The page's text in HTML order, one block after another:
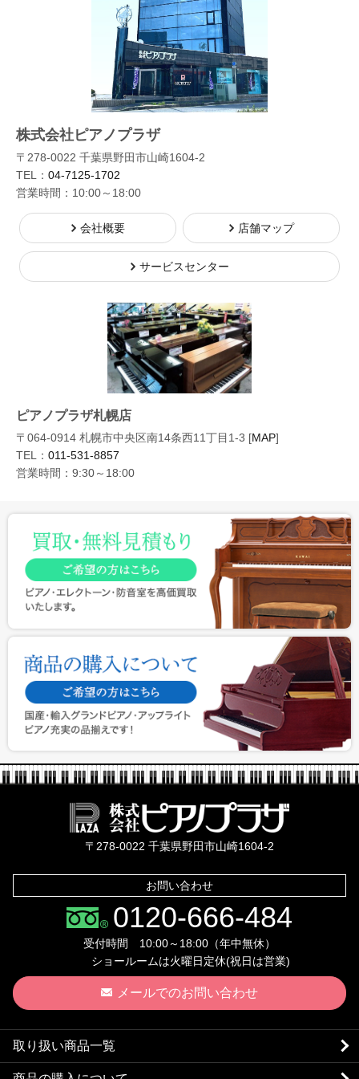
株式会社ピアノプラザ
〒278-0022 千葉県野田市山崎1604-2
TEL： 04-7125-1702
営業時間：10:00～18:00
会社概要 店舗マップ
サービスセンター
ピアノプラザ札幌店
〒064-0914 札幌市中央区南14条西11丁目1-3 [MAP]
TEL： 011-531-8857
営業時間：9:30～18:00
〒278-0022 千葉県野田市山崎1604-2
お問い合わせ
0120-666-484
受付時間 10:00～18:00（年中無休）
ショールームは火曜日定休(祝日は営業)
メールでのお問い合わせ
取り扱い商品一覧